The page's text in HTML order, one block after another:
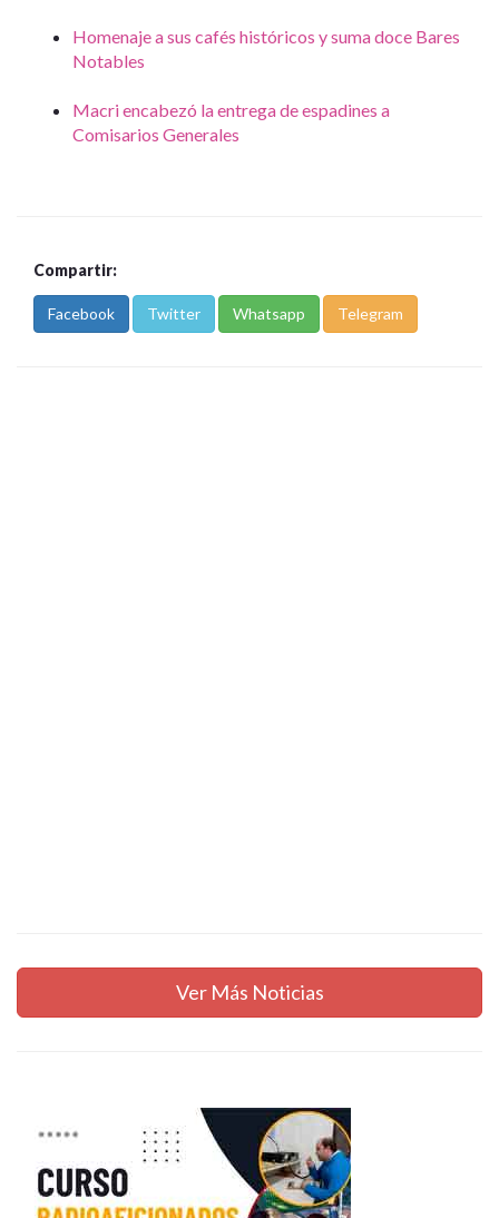
Homenaje a sus cafés históricos y suma doce Bares
Notables
Macri encabezó la entrega de espadines a
Comisarios Generales
Compartir:
Facebook Twitter Whatsapp Telegram
Ver Más Noticias